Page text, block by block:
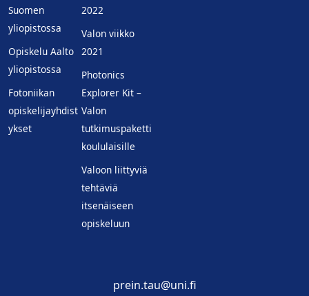
Suomen
yliopistossa
Opiskelu Aalto
yliopistossa
Fotoniikan
opiskelijayhdist
ykset
2022
Valon viikko
2021
Photonics
Explorer Kit –
Valon
tutkimuspaketti
koululaisille
Valoon liittyviä
tehtäviä
itsenäiseen
opiskeluun
prein.tau@uni.fi